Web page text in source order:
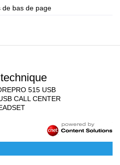
de bas de page
515 USB
CALL CENTER